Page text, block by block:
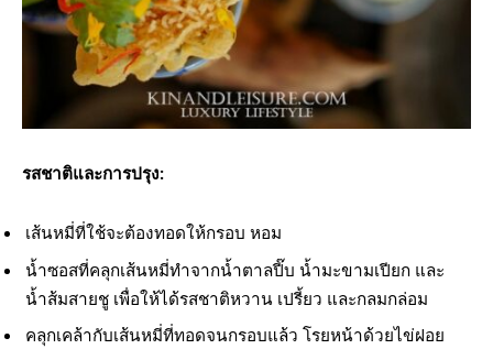
รสชาติและการปรุง:
เส้นหมี่ที่ใช้จะต้องทอดให้กรอบ หอม
น้ำซอสที่คลุกเส้นหมี่ทำจากน้ำตาลปี๊บ น้ำมะขามเปียก และ
น้ำส้มสายชู เพื่อให้ได้รสชาติหวาน เปรี้ยว และกลมกล่อม
คลุกเคล้ากับเส้นหมี่ที่ทอดจนกรอบแล้ว โรยหน้าด้วยไข่ฝอย